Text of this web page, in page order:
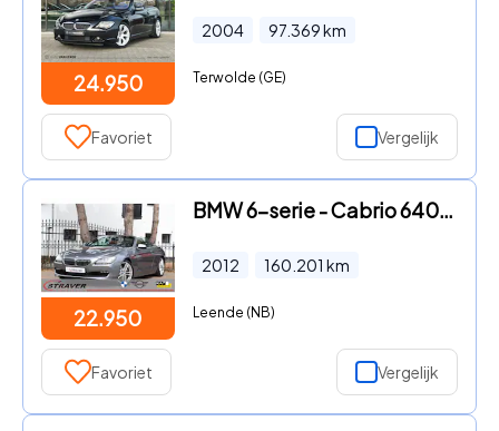
24.950
2004 97.369km
Terwolde (GE)
Favoriet Vergelijk
22.950
BMW 6-serie - Cabrio 640i High Executive |Head-up |20" |Camera |360 Camera
2012 160.201 km
Leende (NB)
Favoriet Vergelijk